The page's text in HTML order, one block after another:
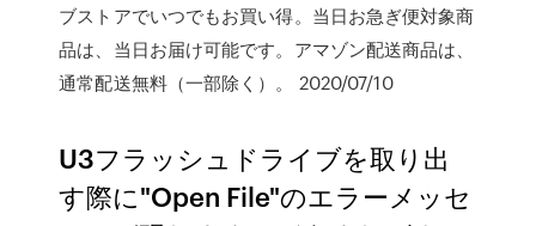
ブストアでいつでもお買い得。当日お急ぎ便対象商
品は、当日お届け可能です。アマゾン配送商品は、
通常配送無料（一部除く）。 2020/07/10
U3フラッシュドライブを取り出
す際に"Open File"のエラーメッセ